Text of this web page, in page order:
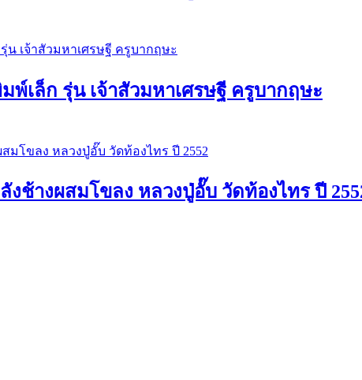
เล็ก รุ่น เจ้าสัวมหาเศรษฐี ครูบากฤษะ
ช้างผสมโขลง หลวงปู่อั๊บ วัดท้องไทร ปี